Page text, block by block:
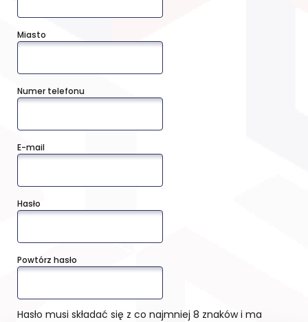
Miasto
Numer telefonu
E-mail
Hasło
Powtórz hasło
Hasło musi składać się z co najmniej 8 znaków i ma